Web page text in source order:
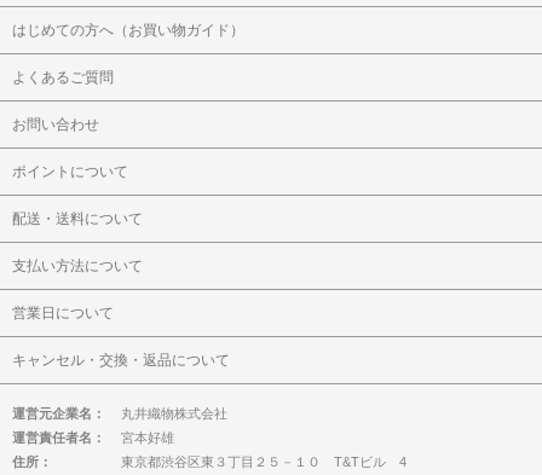
はじめての方へ（お買い物ガイド）
よくあるご質問
お問い合わせ
ポイントについて
配送・送料について
支払い方法について
営業日について
キャンセル・交換・返品について
運営元企業名：
丸井織物株式会社
運営責任者名：
宮本好雄
住所：
東京都渋谷区東３丁目２５－１０ T&Tビル 4